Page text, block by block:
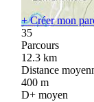
+Créer mon
35
Parcours
12.3 km
Distance
400 m
D+ moyen